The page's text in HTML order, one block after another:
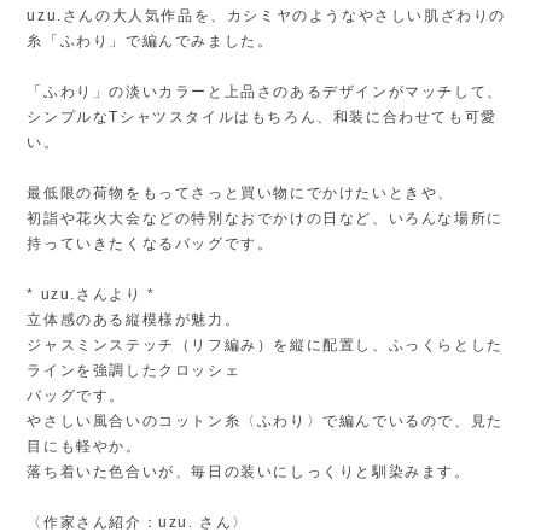
uzu.さんの大人気作品を、カシミヤのようなやさしい肌ざわりの
糸「ふわり」で編んでみました。
「ふわり」の淡いカラーと上品さのあるデザインがマッチして、
シンプルなTシャツスタイルはもちろん、和装に合わせても可愛
い。
最低限の荷物をもってさっと買い物にでかけたいときや、
初詣や花火大会などの特別なおでかけの日など、いろんな場所に
持っていきたくなるバッグです。
* uzu.さんより *
立体感のある縦模様が魅力。
ジャスミンステッチ（リフ編み）を縦に配置し、ふっくらとした
ラインを強調したクロッシェ
バッグです。
やさしい風合いのコットン糸〈ふわり〉で編んでいるので、見た
目にも軽やか。
落ち着いた色合いが、毎日の装いにしっくりと馴染みます。
〈作家さん紹介：uzu. さん〉